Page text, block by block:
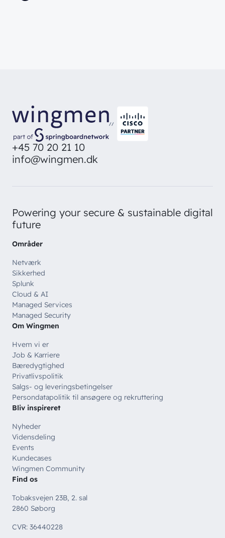
//
+45 70 20 21 10
info@wingmen.dk
Powering your secure & sustainable digital
future
Områder
Netværk
Sikkerhed
Splunk
Cloud & AI
Managed Services
Managed Security
Om Wingmen
Hvem vi er
Job & Karriere
Bæredygtighed
Privatlivspolitik
Salgs- og leveringsbetingelser
Persondatapolitik til ansøgere og rekruttering
Bliv inspireret
Nyheder
Vidensdeling
Events
Kundecases
Wingmen Community
Find os
Tobaksvejen 23B, 2. sal
2860 Søborg
CVR: 36440228